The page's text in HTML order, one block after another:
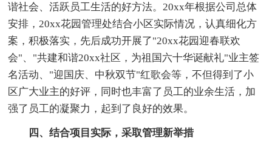
谐社会、活跃员工生活的好方法。20xx年根据公司总体
安排，20xx花园管理处结合小区实际情况，认真细化方
案，积极落实，先后成功开展了"20xx花园迎春联欢
会"、"共建和谐20xx社区，为祖国六十华诞献礼"业主签
名活动、"迎国庆、中秋双节"红歌会等，不但得到了小
区广大业主的好评，同时也丰富了员工的业余生活，加
强了员工的凝聚力，起到了良好的效果。
四、结合项目实际，采取管理新举措